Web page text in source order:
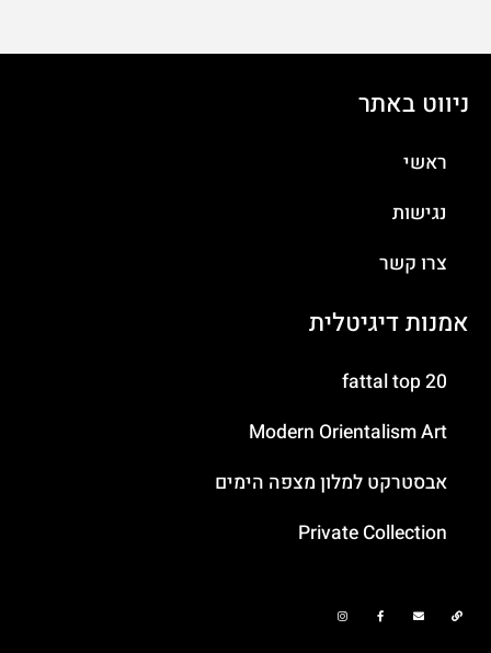
ניווט באתר
ראשי
נגישות
צרו קשר
אמנות דיגיטלית
fattal top 20
Modern Orientalism Art
אבסטרקט למלון מצפה הימים
Private Collection